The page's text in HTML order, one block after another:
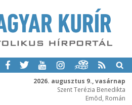
2026. augusztus 9., vasárnap
Szent Terézia Benedikta
Emõd, Román